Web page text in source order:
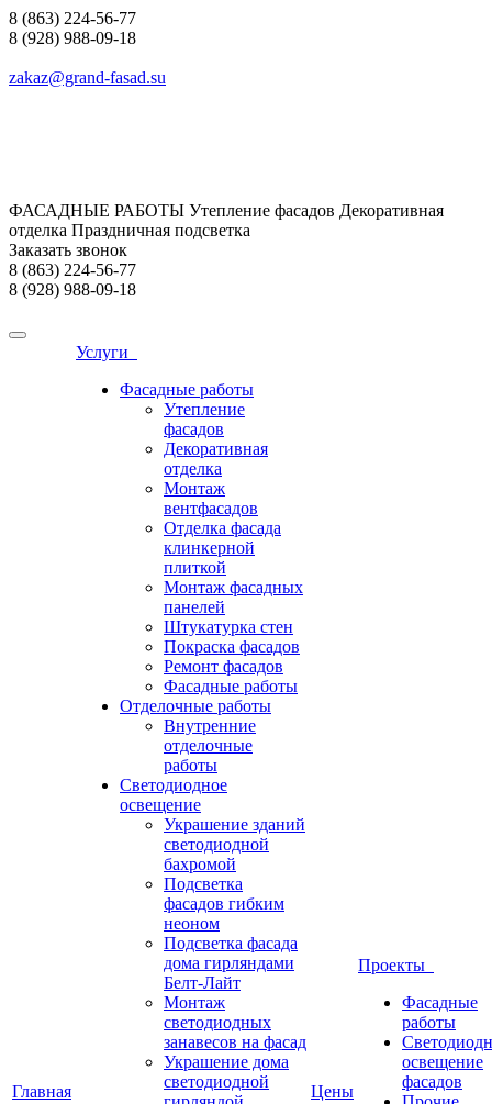
8 (863) 224-56-77
8 (928) 988-09-18
zakaz@grand-fasad.su
ФАСАДНЫЕ РАБОТЫ Утепление фасадов Декоративная
отделка Праздничная подсветка
Заказать звонок
8 (863) 224-56-77
8 (928) 988-09-18
Главная
Услуги
Фасадные работы
Утепление
фасадов
Декоративная
отделка
Монтаж
вентфасадов
Отделка фасада
клинкерной
плиткой
Монтаж фасадных
панелей
Штукатурка стен
Покраска фасадов
Ремонт фасадов
Фасадные работы
Отделочные работы
Внутренние
отделочные
работы
Светодиодное
освещение
Украшение зданий
светодиодной
бахромой
Подсветка
фасадов гибким
неоном
Подсветка фасада
дома гирляндами
Белт-Лайт
Монтаж
светодиодных
занавесов на фасад
Украшение дома
светодиодной
Цены
Проекты
Фасадные
работы
освещение
фасадов